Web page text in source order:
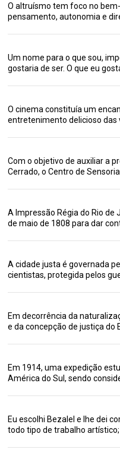
O altruísmo tem foco no
pensamento, autonomia e
Um nome para o que sou,
gostaria de ser. O que eu
O cinema constituía um
entretenimento delicioso das
Com o objetivo de auxiliar a
Cerrado, o Centro de
A Impressão Régia do Rio
de maio de 1808 para dar
A cidade justa é governada
cientistas, protegida pelos
Em decorrência da
e da concepção de justiça do
Em 1914, uma expedição
América do Sul, sendo
Eu escolhi Bezalel e lhe dei
todo tipo de trabalho